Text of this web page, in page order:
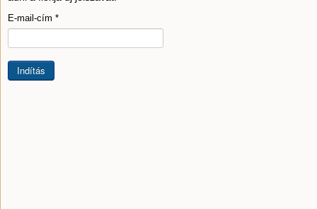
E-mail-cím *
Indítás